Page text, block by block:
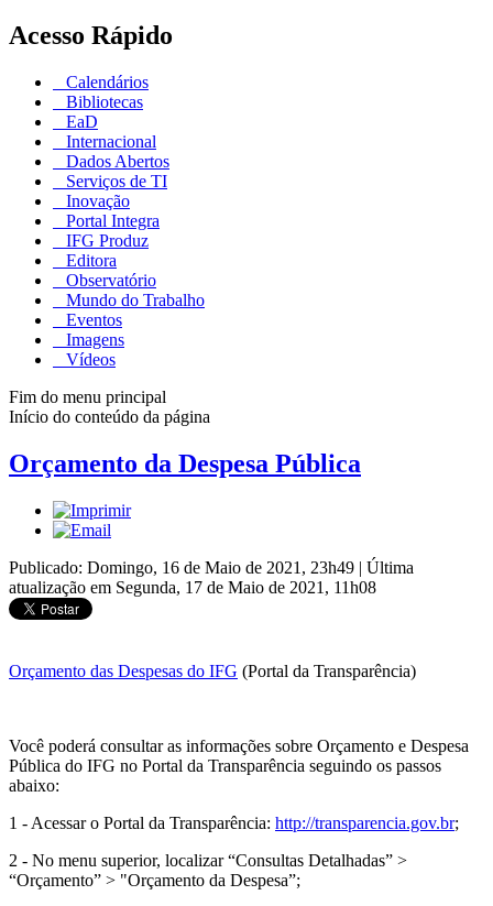
Acesso Rápido
Calendários
Bibliotecas
EaD
Internacional
Dados Abertos
Serviços de TI
Inovação
Portal Integra
IFG Produz
Editora
Observatório
Mundo do Trabalho
Eventos
Imagens
Vídeos
Fim do menu principal
Início do conteúdo da página
Orçamento da Despesa Pública
Publicado: Domingo, 16 de Maio de 2021, 23h49 | Última
atualização em Segunda, 17 de Maio de 2021, 11h08
Orçamento das Despesas do IFG (Portal da Transparência)
Você poderá consultar as informações sobre Orçamento e Despesa
Pública do IFG no Portal da Transparência seguindo os passos
abaixo:
1 - Acessar o Portal da Transparência: http://transparencia.gov.br;
2 - No menu superior, localizar “Consultas Detalhadas” >
“Orçamento” > "Orçamento da Despesa”;